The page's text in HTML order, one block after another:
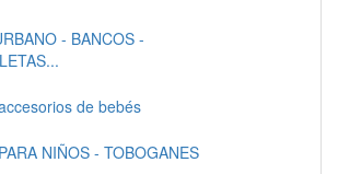
- BANCOS -
de bebés
NIÑOS - TOBOGANES